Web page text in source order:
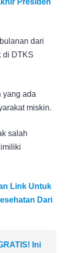
dari
di DTKS
yang ada
miskin.
salah
Link Untuk
Dari
Ini